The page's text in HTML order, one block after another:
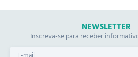
NEWSLETTER
Inscreva-se para receber